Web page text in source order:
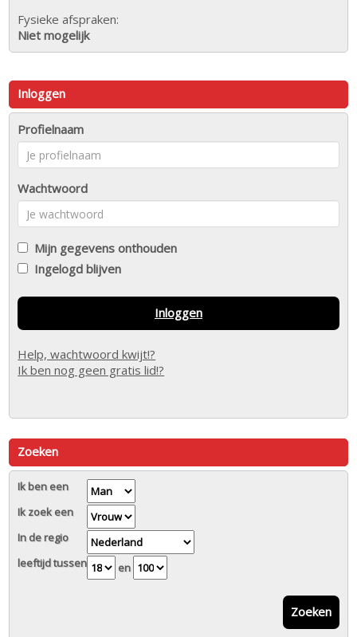
Fysieke afspraken:
Niet mogelijk
Inloggen
Profielnaam
Wachtwoord
Mijn gegevens onthouden
Ingelogd blijven
Inloggen
Help, wachtwoord kwijt!?
Ik ben nog geen gratis lid!?
Zoeken
Ik ben een
Ik zoek een
In de regio
leeftijd tussen
en
Zoeken